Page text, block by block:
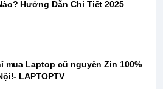
Hướng Dẫn Chi Tiết 2025
mua Laptop cũ nguyên Zin 100%
LAPTOPTV